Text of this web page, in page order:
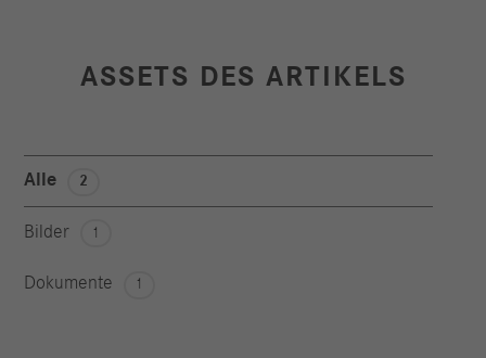
ASSETS DES ARTIKELS
Alle 2
Bilder 1
Dokumente 1